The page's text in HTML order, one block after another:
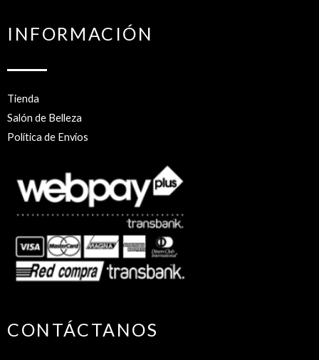
INFORMACIÓN
Tienda
Salón de Belleza
Política de Envíos
CONTÁCTANOS